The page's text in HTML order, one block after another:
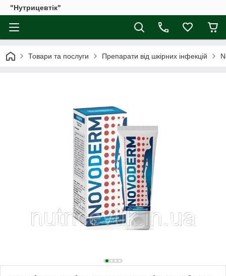
"Нутрицевтік"
Товари та послуги Препарати від шкірних інфекцій